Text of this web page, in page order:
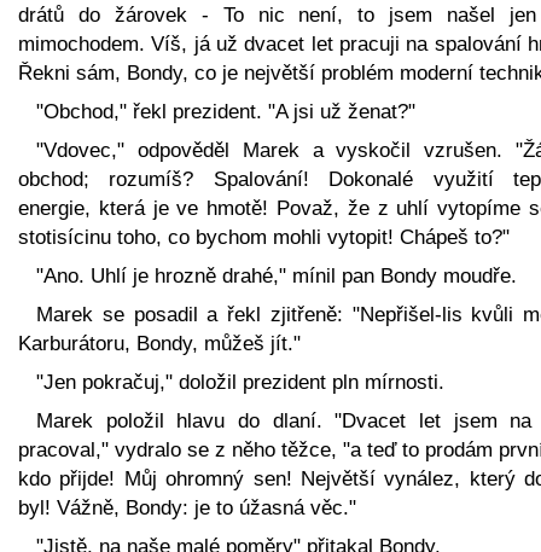
drátů do žárovek - To nic není, to jsem našel
mimochodem. Víš, já už dvacet let pracuji na spalování
Řekni sám, Bondy, co je největší problém moderní
"Obchod," řekl prezident. "A jsi už ženat?"
"Vdovec," odpověděl Marek a vyskočil vzrušen.
obchod; rozumíš? Spalování! Dokonalé využití
energie, která je ve hmotě! Považ, že z uhlí vytopíme
stotisícinu toho, co bychom mohli vytopit! Chápeš to?"
"Ano. Uhlí je hrozně drahé," mínil pan Bondy moudře.
Marek se posadil a řekl zjitřeně: "Nepřišel-lis kvůli
Karburátoru, Bondy, můžeš jít."
"Jen pokračuj," doložil prezident pln mírnosti.
Marek položil hlavu do dlaní. "Dvacet let jsem na
pracoval," vydralo se z něho těžce, "a teď to prodám
kdo přijde! Můj ohromný sen! Největší vynález, který
byl! Vážně, Bondy: je to úžasná věc."
"Jistě, na naše malé poměry" přitakal Bondy.